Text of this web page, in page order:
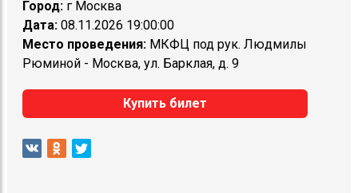
Город: г Москва
Дата: 08.11.2026 19:00:00
Место проведения: МКФЦ под рук. Людмилы
Рюминой - Москва, ул. Барклая, д. 9
Купить билет